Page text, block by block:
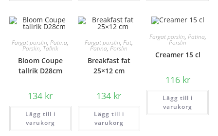
Färgat porslin,Patina,
Porslin, Tallrik
Bloom Coupe
tallrik D28cm
134 kr
Lägg till i
varukorg
Färgat porslin,Fat,
Patina,Porslin
Breakfast fat
25×12 cm
134 kr
Lägg till i
varukorg
Färgat porslin, Patina,
Porslin
Creamer 15 cl
116 kr
Lägg till i
varukorg